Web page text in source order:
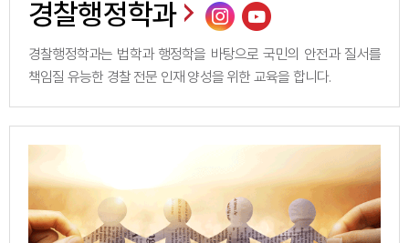
경찰행정학과
경찰행정학과는 법학과 행정학을 바탕으로 국민의 안전과 질서를
책임질 유능한 경찰 전문 인재 양성을 위한 교육을 합니다.